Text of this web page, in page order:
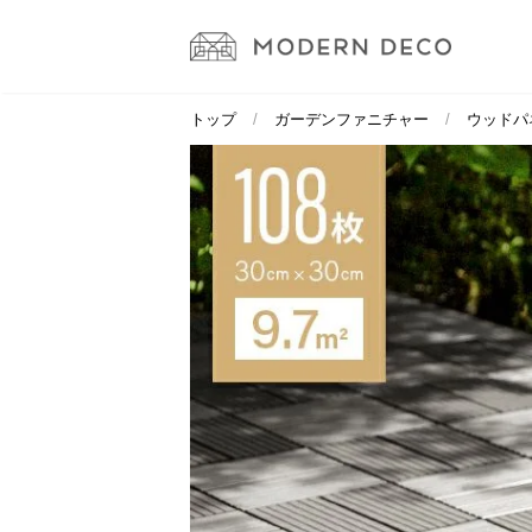
トップ ガーデンファニチャー ウッドパ